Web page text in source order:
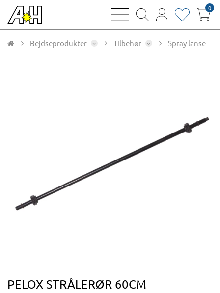
bars
magnifying
user
heart0
Bejdseprodukter Tilbehør Spray lanse
PELOX STRÅLERØR 60CM